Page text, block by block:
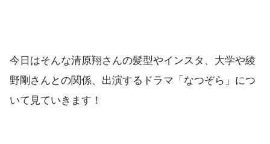
今日はそんな清原翔さんの髪型やインスタ、大学や綾
野剛さんとの関係、出演するドラマ「なつぞら」につ
いて見ていきます！